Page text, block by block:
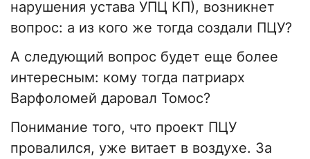
нарушения устава УПЦ КП), возникнет
вопрос: а из кого же тогда создали ПЦУ?
А следующий вопрос будет еще более
интересным: кому тогда патриарх
Варфоломей даровал Томос?
Понимание того, что проект ПЦУ
провалился, уже витает в воздухе. За